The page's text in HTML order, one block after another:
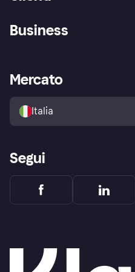
Assistenza
Esplora i negozi
Politica di protezione
dell'acquirente Klarna
Business
Accesso aziende
Mercato
Italia
Segui